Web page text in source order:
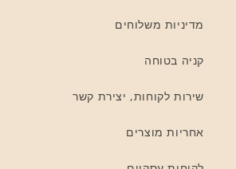
מדיניות משלוחים
קניה בטוחה
שירות לקוחות, יצירת קשר
אחריות מוצרים